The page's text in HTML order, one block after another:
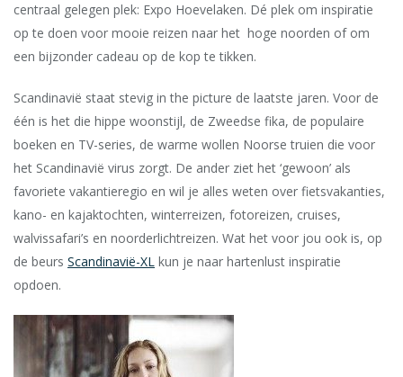
centraal gelegen plek: Expo Hoevelaken. Dé plek om inspiratie
op te doen voor mooie reizen naar het hoge noorden of om
een bijzonder cadeau op de kop te tikken.
Scandinavië staat stevig in the picture de laatste jaren. Voor de
één is het die hippe woonstijl, de Zweedse fika, de populaire
boeken en TV-series, de warme wollen Noorse truien die voor
het Scandinavië virus zorgt. De ander ziet het ‘gewoon’ als
favoriete vakantieregio en wil je alles weten over fietsvakanties,
kano- en kajaktochten, winterreizen, fotoreizen, cruises,
walvissafari’s en noorderlichtreizen. Wat het voor jou ook is, op
de beurs Scandinavië-XL kun je naar hartenlust inspiratie
opdoen.